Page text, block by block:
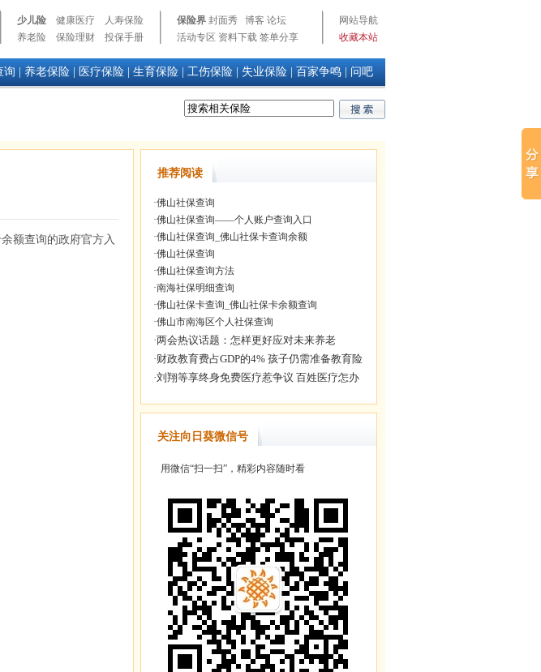
少儿险 健康医疗
人寿保险
养老险
保险理财 投保手册
保险界 封面秀 博客 论坛
活动专区 资料下载 签单分享
网站导航
收藏本站
询 养老保险 医疗保险 生育保险 工伤保险 失业保险 百家争鸣 问吧
额查询的政府官方入
推荐阅读
·佛山社保查询
·佛山社保查询——个人账户查询入口
·佛山社保查询_佛山社保卡查询余额
·佛山社保查询
·佛山社保查询方法
·南海社保明细查询
·佛山社保卡查询_佛山社保卡余额查询
·佛山市南海区个人社保查询
关注向日葵微信号
用微信“扫一扫”，精彩内容随时看